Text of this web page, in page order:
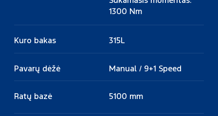
1300 Nm
Kuro bakas 315L
Pavarų dėžė Manual / 9+1 Speed
Ratų bazė 5100 mm